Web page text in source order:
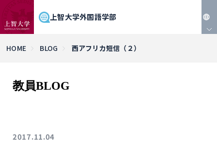
上智大学外国語学部
HOME BLOG 西アフリカ短信（２）
教員BLOG
2017.11.04